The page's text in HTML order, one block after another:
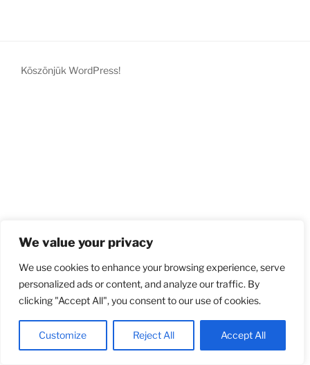
We value your privacy
We use cookies to enhance your browsing experience, serve
personalized ads or content, and analyze our traffic. By
clicking "Accept All", you consent to our use of cookies.
Customize Reject All Accept All
Köszönjük WordPress!